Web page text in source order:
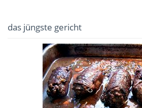
das jüngste gericht